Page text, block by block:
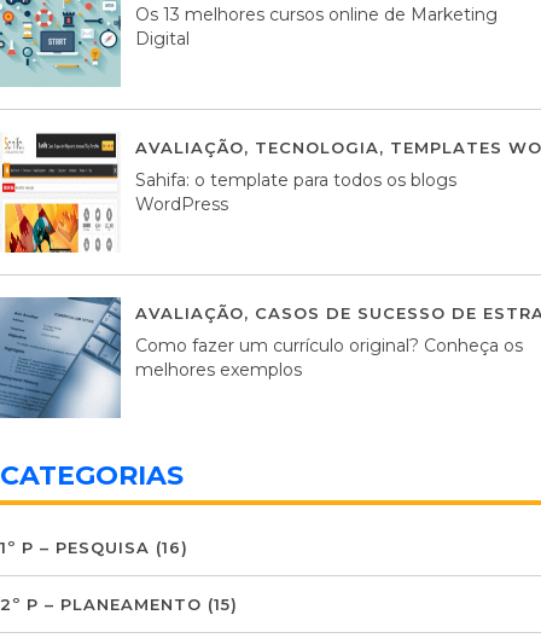
Os 13 melhores cursos online de Marketing
Digital
AVALIAÇÃO, TECNOLOGIA, TEMPLATES
Sahifa: o template para todos os blogs
WordPress
AVALIAÇÃO, CASOS DE SUCESSO DE
Como fazer um currículo original? Conheça os
melhores exemplos
CATEGORIAS
1º P – PESQUISA (16)
2º P – PLANEAMENTO (15)